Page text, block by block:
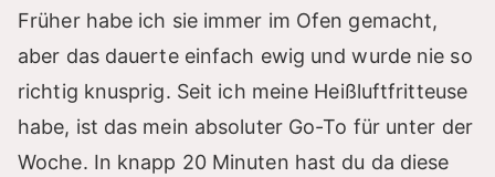
Früher habe ich sie immer im Ofen gemacht,
aber das dauerte einfach ewig und wurde nie so
richtig knusprig. Seit ich meine Heißluftfritteuse
habe, ist das mein absoluter Go-To für unter der
Woche. In knapp 20 Minuten hast du da diese